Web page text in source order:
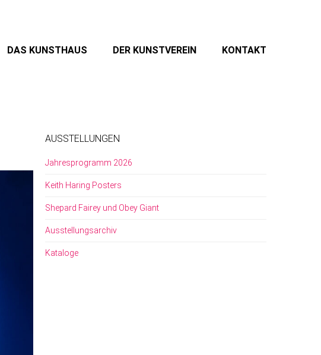
DAS KUNSTHAUS DER KUNSTVEREIN KONTAKT
AUSSTELLUNGEN
Jahresprogramm 2026
Keith Haring Posters
Shepard Fairey und Obey Giant
Ausstellungsarchiv
Kataloge